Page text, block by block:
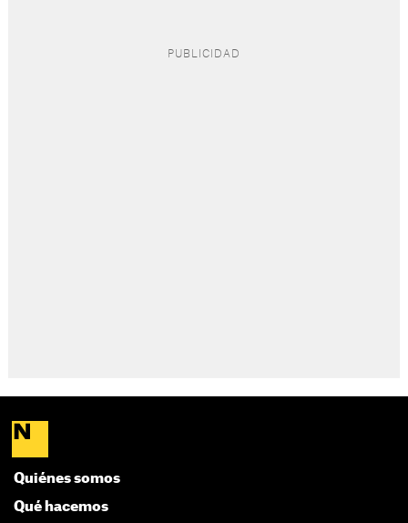
Quiénes somos
Qué hacemos